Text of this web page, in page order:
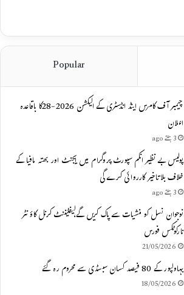
Popular
چیمبر آف کامرس اینڈ انڈسٹری کے الیکشن 2026-28کا باقاعدہ
اعلان
3 ہفتے ago
پولیس بے نظیر انکم سپورٹ پروگرام میں ایجنٹ اور بھتہ مافیا کے
خلاف بلاتاخیر کارروائی کرے گی
3 ہفتے ago
نوجوان نسل کو منشیات سے پاک کریں گے،لیفٹیننٹ کرنل کاؤنٹر
نارکوٹکس فورس
21/05/2026
بہاولپور کے 80 فیصد کسان سبسڈی سے محروم رہ گئے
18/05/2026